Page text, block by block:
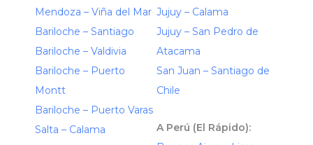
Mendoza – Viña del Mar
Bariloche – Santiago
Bariloche – Valdivia
Bariloche – Puerto
Montt
Bariloche – Puerto Varas
Salta – Calama
Jujuy – Calama
Jujuy – San Pedro de
Atacama
San Juan – Santiago de
Chile
A Perú (El Rápido):